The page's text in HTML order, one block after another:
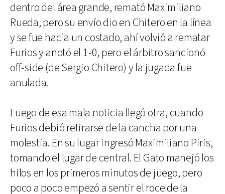
dentro del área grande, remató Maximiliano
Rueda, pero su envío dio en Chitero en la línea
y se fue hacia un costado, ahí volvió a rematar
Furios y anotó el 1-0, pero el árbitro sancionó
off-side (de Sergio Chitero) y la jugada fue
anulada.
Luego de esa mala noticia llegó otra, cuando
Furios debió retirarse de la cancha por una
molestia. En su lugar ingresó Maximiliano Piris,
tomando el lugar de central. El Gato manejó los
hilos en los primeros minutos de juego, pero
poco a poco empezó a sentir el roce de la